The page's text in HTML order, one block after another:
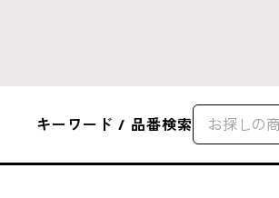
キーワード / 品番検索